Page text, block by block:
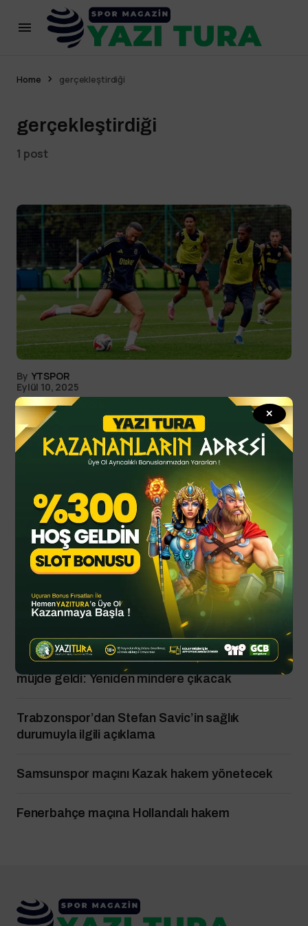
✕
Home gerçekleştirdiği
gerçekleştirdiği
1 post
By YTSPOR
Eylül 10, 2025
### Başlık: Fenerbahçe
Hazırlıklarını Aralıksız Sürdürüyor
#### Meta Açıklaması: Fenerbahçe, milli maç
arasını değerlendirmek için sabah gerçekleştirdiği
antrenmanla hazırlıklarına devam ediyor. Detaylar
haberimizde! Fenerbahçe,…
Spor Haberleri
Son haberler
Casuslukla suçlamıştı: Başakşehir’den Erol
Bulut’a yanıt
Kariyeri bitti derken CAS’tan milli sporcuya
müjde geldi: Yeniden mindere çıkacak
Trabzonspor’dan Stefan Savic’in sağlık
durumuyla ilgili açıklama
Samsunspor maçını Kazak hakem yönetecek
Fenerbahçe maçına Hollandalı hakem